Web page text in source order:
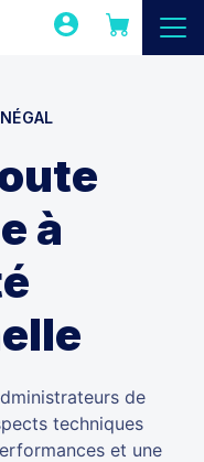
à
de
techniques
et une